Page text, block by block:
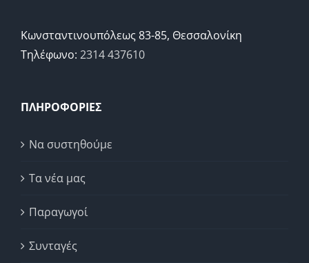
Κωνσταντινουπόλεως 83-85, Θεσσαλονίκη
Τηλέφωνο: 2314 437610
ΠΛΗΡΟΦΟΡΙΕΣ
Να συστηθούμε
Τα νέα μας
Παραγωγοί
Συνταγές